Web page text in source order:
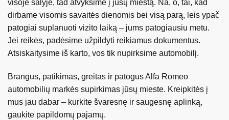
visoje šalyje, tad atvyksime į jūsų miestą. Na, o, tai, kad
dirbame visomis savaitės dienomis bei visą parą, leis ypač
patogiai suplanuoti vizito laiką – jums patogiausiu metu.
Jei reikės, padėsime užpildyti reikiamus dokumentus.
Atsiskaitysime iš karto, vos tik nupirksime automobilį.
Brangus, patikimas, greitas ir patogus Alfa Romeo
automobilių markės supirkimas jūsų mieste. Kreipkitės į
mus jau dabar – kurkite švaresnę ir saugesnę aplinką,
gaukite papildomų pajamų.